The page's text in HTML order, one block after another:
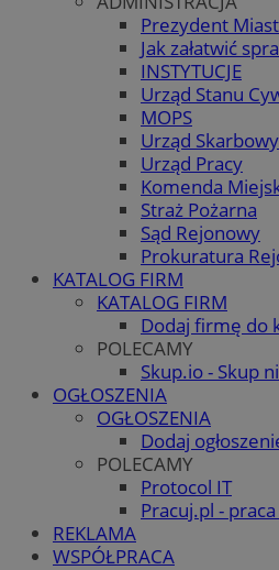
Prezydent
Jak załatwić
INSTYTUCJE
Urząd Stanu
MOPS
Urząd Skarbowy
Urząd Pracy
Komenda
Straż Pożarna
Sąd Rejonowy
Prokuratura
KATALOG FIRM
KATALOG FIRM
Dodaj firmę do
POLECAMY
Skup.io - Skup
OGŁOSZENIA
OGŁOSZENIA
Dodaj
POLECAMY
Protocol IT
Pracuj.pl -
REKLAMA
WSPÓŁPRACA